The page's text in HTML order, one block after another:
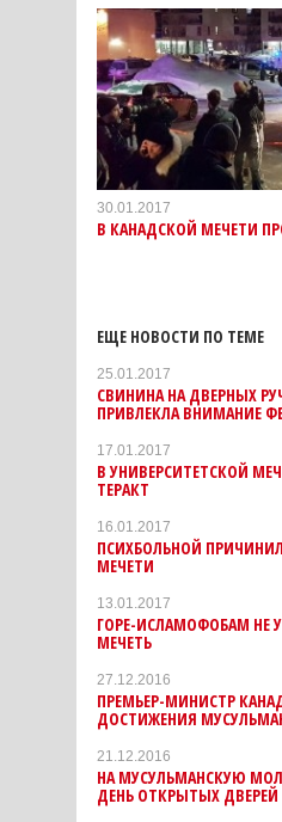
30.01.2017
В КАНАДСКОЙ МЕЧЕТИ
ЕЩЕ НОВОСТИ ПО ТЕМЕ
25.01.2017
СВИНИНА НА ДВЕРНЫХ
ПРИВЛЕКЛА ВНИМАНИЕ
17.01.2017
В УНИВЕРСИТЕТСКОЙ
ТЕРАКТ
16.01.2017
ПСИХБОЛЬНОЙ
МЕЧЕТИ
13.01.2017
ГОРЕ-ИСЛАМОФОБАМ НЕ
МЕЧЕТЬ
27.12.2016
ПРЕМЬЕР-МИНИСТР
ДОСТИЖЕНИЯ
21.12.2016
НА МУСУЛЬМАНСКУЮ
ДЕНЬ ОТКРЫТЫХ ДВЕРЕЙ